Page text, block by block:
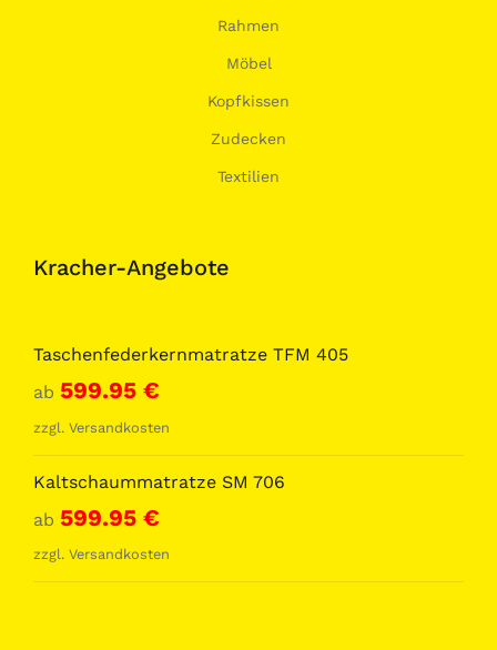
Rahmen
Möbel
Kopfkissen
Zudecken
Textilien
Kracher-Angebote
Taschenfederkernmatratze TFM 405
ab 599.95 €
zzgl. Versandkosten
Kaltschaummatratze SM 706
ab 599.95 €
zzgl. Versandkosten